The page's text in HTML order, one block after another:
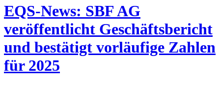
EQS-News: SBF AG
veröffentlicht Geschäftsbericht
und bestätigt vorläufige Zahlen
für 2025